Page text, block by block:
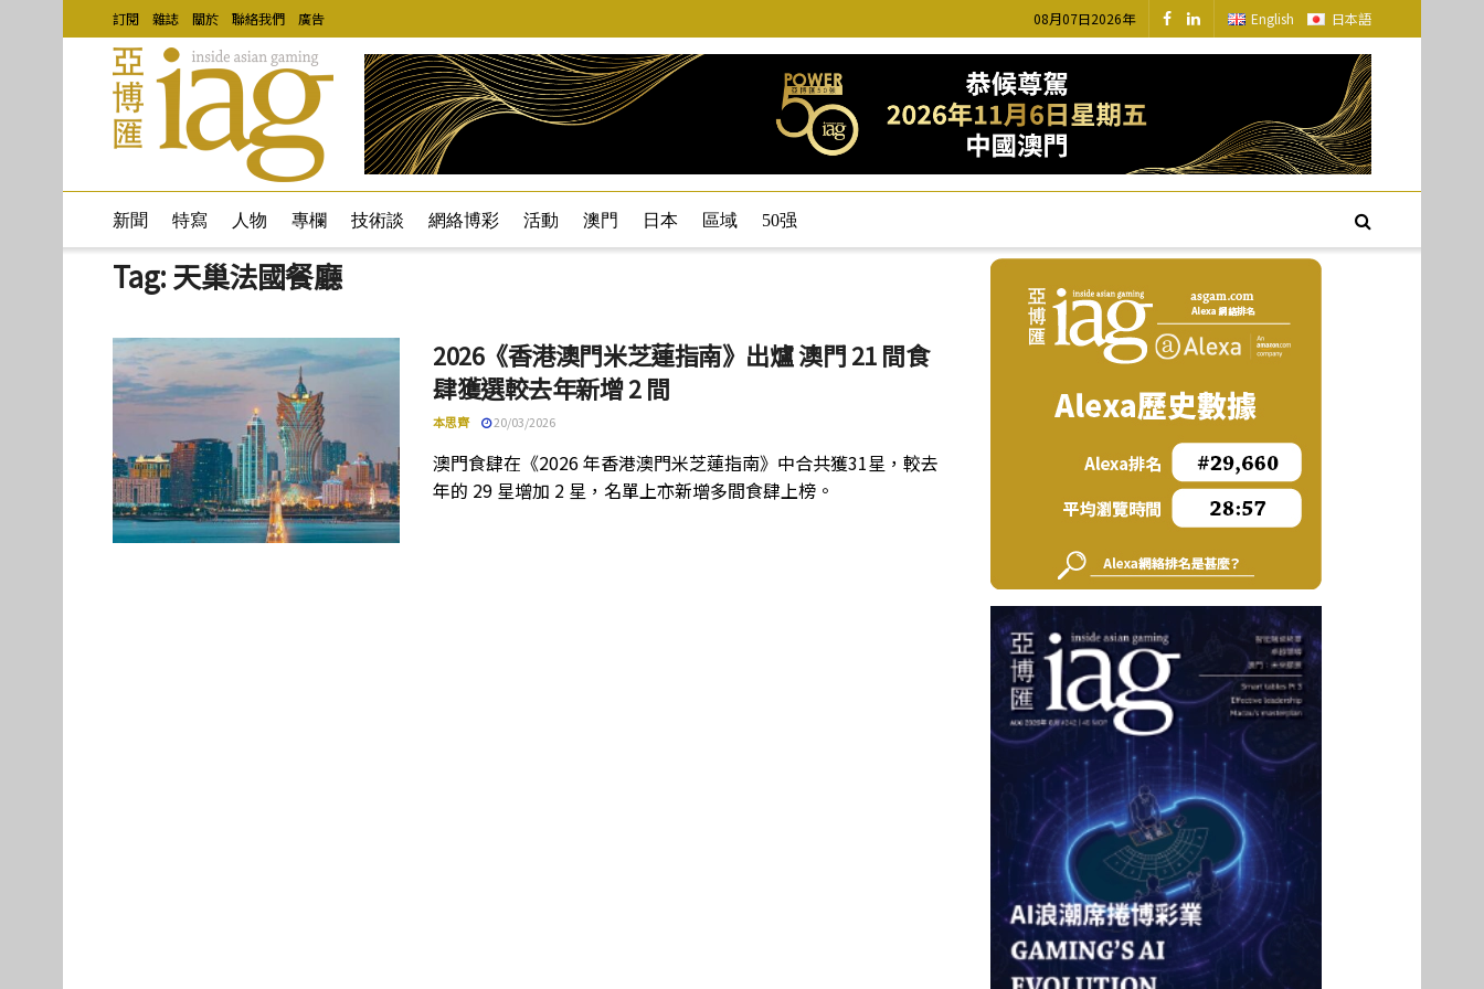
訂閱 雜誌 關於 聯絡我們 廣告 08月07日2026年 English 日本語
新聞 特寫 人物 專欄 技術談 網絡博彩 活動 澳門 日本 區域 50强
Tag: 天巢法國餐廳
2026《香港澳門米芝蓮指南》出爐 澳門 21 間食
肆獲選較去年新增 2 間
本思齊 20/03/2026
澳門食肆在《2026 年香港澳門米芝蓮指南》中合共獲31星，較去
年的 29 星增加 2 星，名單上亦新增多間食肆上榜。